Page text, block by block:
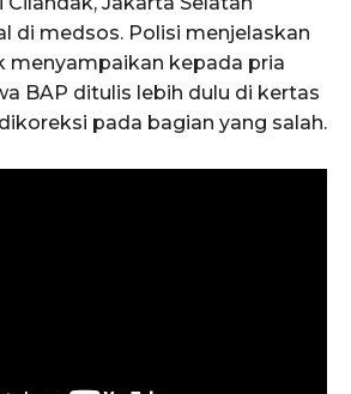
di medsos. Polisi menjelaskan
menyampaikan kepada pria
BAP ditulis lebih dulu di kertas
pada bagian yang salah.